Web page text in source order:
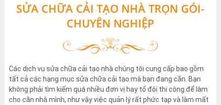
SỬA CHỮA CẢI TẠO NHÀ TRỌN GÓI-
CHUYÊN NGHIỆP
Các dịch vụ sửa chữa cải tạo nhà chúng tôi cung cấp bao gồm
tất cả các hạng mục sửa chữa cải tạo mà bạn đang cần. Bạn
không phải tìm kiếm quá nhiều đơn vị hay tổ đội thi công để làm
cho căn nhà mình, như vậy việc quản lý rất phức tạp và làm mất